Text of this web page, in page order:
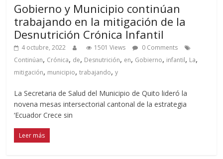
Gobierno y Municipio continúan
trabajando en la mitigación de la
Desnutrición Crónica Infantil
4 octubre, 2022 1501 Views
0 Comments
Continúan, Crónica, de, Desnutrición, en, Gobierno, infantil, La,
mitigación, municipio,trabajando,y
La Secretaria de Salud del Municipio de Quito lideró la
novena mesas intersectorial cantonal de la estrategia
‘Ecuador Crece sin
Leer más